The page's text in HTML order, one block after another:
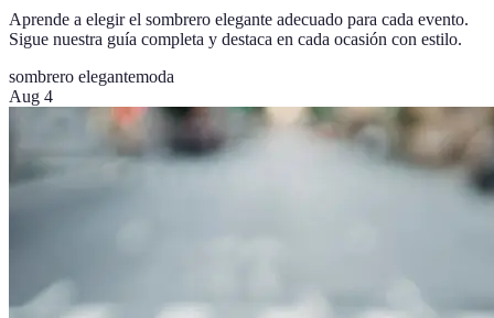
Aprende a elegir el sombrero elegante adecuado para cada evento.
Sigue nuestra guía completa y destaca en cada ocasión con estilo.
sombrero elegantemoda
Aug 4